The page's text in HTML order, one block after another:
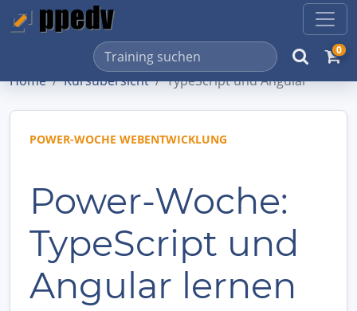
0
Home Kursübersicht TypeScript und Angular
POWER-WOCHE WEBENTWICKLUNG
Power-Woche:
TypeScript und
Angular lernen